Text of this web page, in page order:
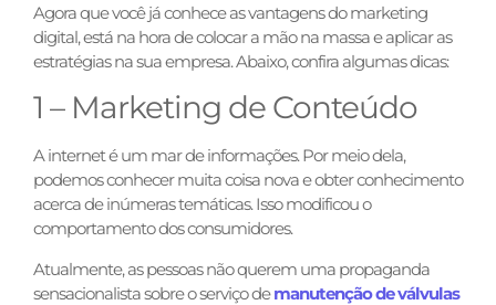
Agora que você já conhece as vantagens do marketing
digital, está na hora de colocar a mão na massa e aplicar as
estratégias na sua empresa. Abaixo, confira algumas dicas:
1 – Marketing de Conteúdo
A internet é um mar de informações. Por meio dela,
podemos conhecer muita coisa nova e obter conhecimento
acerca de inúmeras temáticas. Isso modificou o
comportamento dos consumidores.
Atualmente, as pessoas não querem uma propaganda
sensacionalista sobre o serviço demanutenção de válvulas